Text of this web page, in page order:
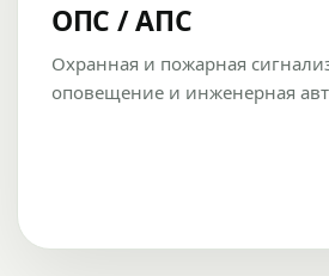
ОПС / АПС
Охранная и пожарная
оповещение и инженерная